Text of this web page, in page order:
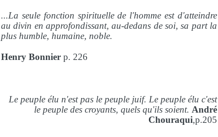
...La seule fonction spirituelle de l'homme est d'atteindre
au divin en approfondissant, au-dedans de soi, sa part la
plus humble, humaine, noble.
Henry Bonnier p. 226
Le peuple élu n'est pas le peuple juif. Le peuple élu c'est
le peuple des croyants, quels qu'ils soient. André
Chouraqui,p.205